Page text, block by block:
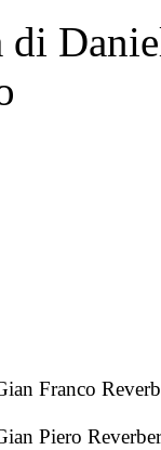
di
Franco
Piero